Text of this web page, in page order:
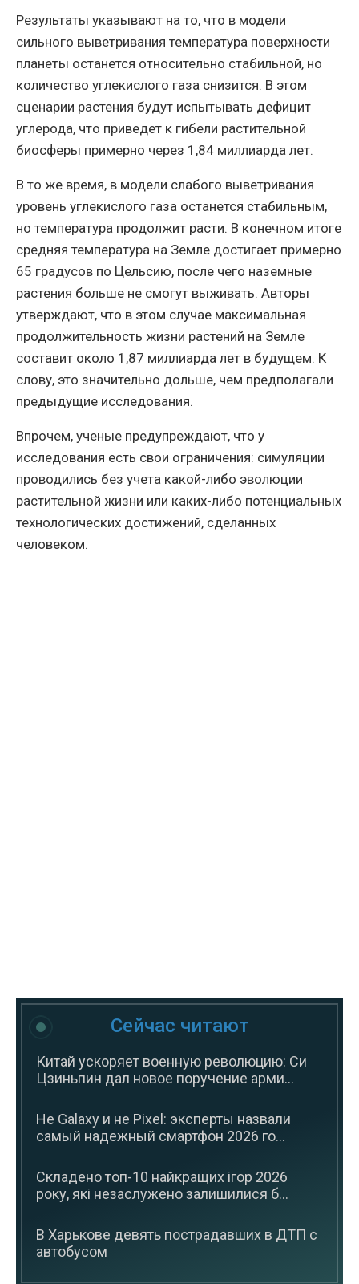
Результаты указывают на то, что в модели
сильного выветривания температура поверхности
планеты останется относительно стабильной, но
количество углекислого газа снизится. В этом
сценарии растения будут испытывать дефицит
углерода, что приведет к гибели растительной
биосферы примерно через 1,84 миллиарда лет.
В то же время, в модели слабого выветривания
уровень углекислого газа останется стабильным,
но температура продолжит расти. В конечном итоге
средняя температура на Земле достигает примерно
65 градусов по Цельсию, после чего наземные
растения больше не смогут выживать. Авторы
утверждают, что в этом случае максимальная
продолжительность жизни растений на Земле
составит около 1,87 миллиарда лет в будущем. К
слову, это значительно дольше, чем предполагали
предыдущие исследования.
Впрочем, ученые предупреждают, что у
исследования есть свои ограничения: симуляции
проводились без учета какой-либо эволюции
растительной жизни или каких-либо потенциальных
технологических достижений, сделанных
человеком.
Сейчас читают
Китай ускоряет военную революцию: Си
Цзиньпин дал новое поручение арми...
Не Galaxy и не Pixel: эксперты назвали
самый надежный смартфон 2026 го...
Складено топ-10 найкращих ігор 2026
року, які незаслужено залишилися б...
В Харькове девять пострадавших в ДТП с
автобусом